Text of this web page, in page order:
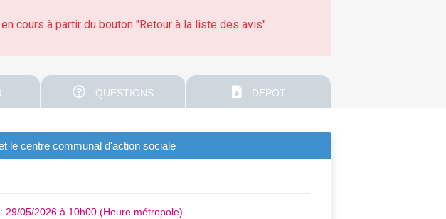
cours à partir du bouton "Retour à la liste des avis".
QUESTIONS DEPOT
le centre communal d'action sociale
:29/05/2026 à 10h00 (Heure métropole)